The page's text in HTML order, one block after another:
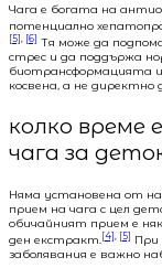
Чага е богата на
потенциално
[5], [6] Тя може да
стрес и да поддържа
биотрансформацията
косвена, а не директно
колко време
чага за
Няма установена от
прием на чага с цел
обичайният прием е
ден екстракт.[4], [5] При
заболявания е важно